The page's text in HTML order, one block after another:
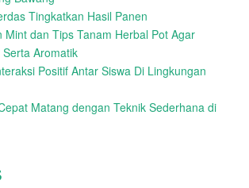
Tingkatkan Hasil Panen
Mint dan Tips Tanam Herbal Pot Agar
Aromatik
Positif Antar Siswa Di Lingkungan
Matang dengan Teknik Sederhana di